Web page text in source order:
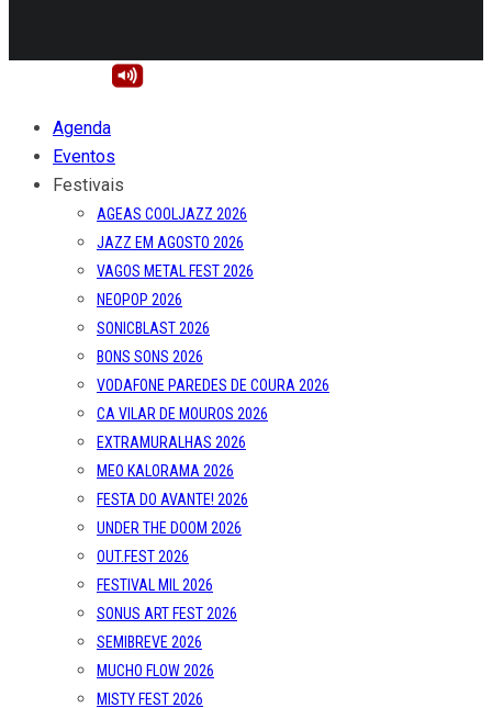
Agenda
Eventos
Festivais
AGEAS COOLJAZZ 2026
JAZZ EM AGOSTO 2026
VAGOS METAL FEST 2026
NEOPOP 2026
SONICBLAST 2026
BONS SONS 2026
VODAFONE PAREDES DE COURA 2026
CA VILAR DE MOUROS 2026
EXTRAMURALHAS 2026
MEO KALORAMA 2026
FESTA DO AVANTE! 2026
UNDER THE DOOM 2026
OUT.FEST 2026
FESTIVAL MIL 2026
SONUS ART FEST 2026
SEMIBREVE 2026
MUCHO FLOW 2026
MISTY FEST 2026